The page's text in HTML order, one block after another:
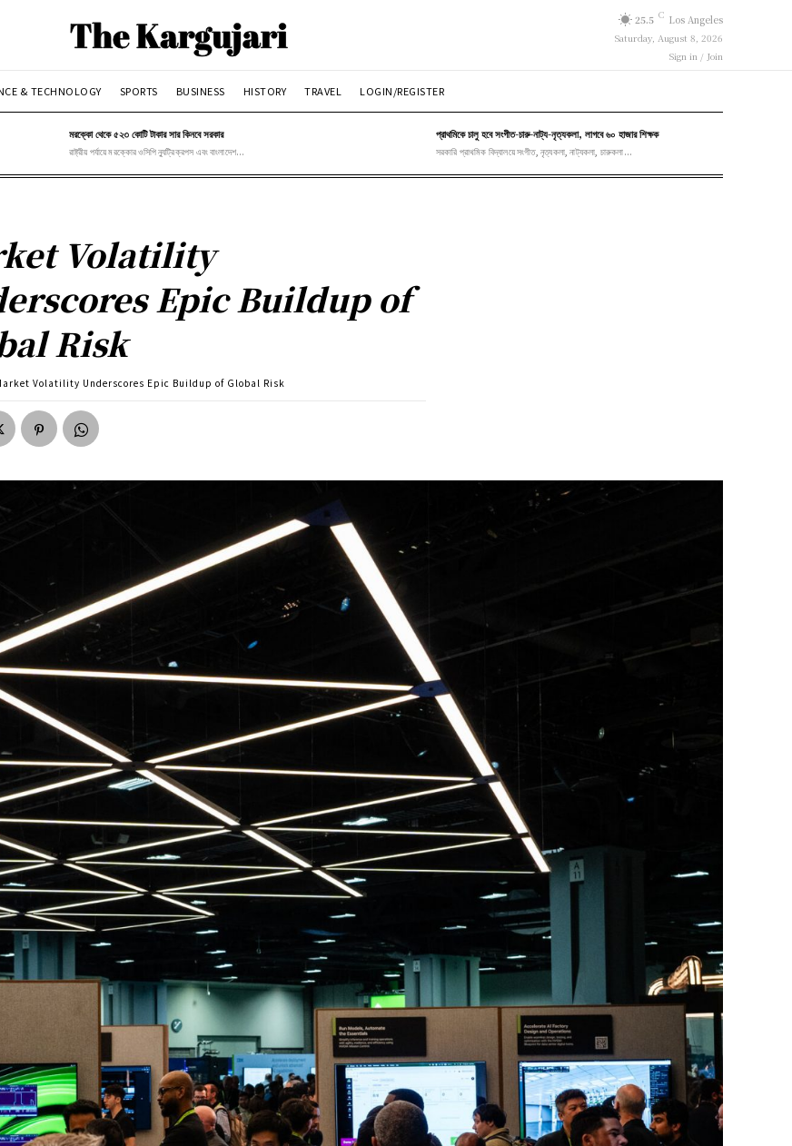
25.5 C Los Angeles
Saturday, August 8, 2026
Sign in / Join
& TECHNOLOGY SPORTS BUSINESS HISTORY TRAVEL LOGIN/REGISTER
মরক্কো থেকে ৫২৩ কোটি টাকার সার কিনবে সরকার
রাষ্ট্রীয় পর্যায়ে মরক্কোর ওসিপি ন্যুট্রিক্রপস এবং বাংলাদেশ...
প্রাথমিকে চালু হবে সংগীত-চারু-নাট্য-নৃত্যকলা, লাগবে ৬০ হাজার শিক্ষক
সরকারি প্রাথমিক বিদ্যালয়ে সংগীত, নৃত্যকলা, নাট্যকলা, চারুকলা...
Volatility
Epic Buildup of
Risk
Volatility Underscores Epic Buildup of Global Risk